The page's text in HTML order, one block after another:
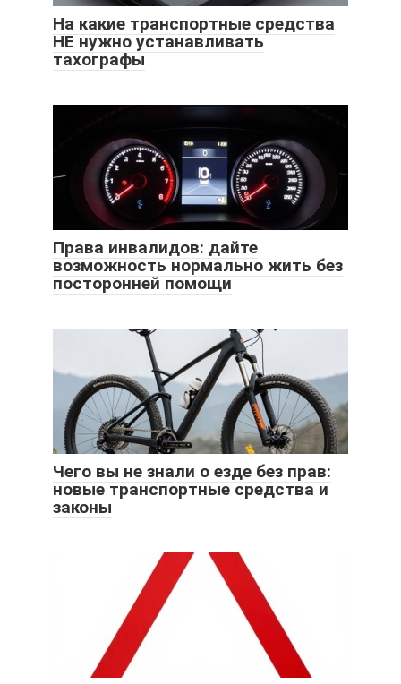
На какие транспортные средства
НЕ нужно устанавливать
тахографы
Права инвалидов: дайте
возможность нормально жить без
посторонней помощи
Чего вы не знали о езде без прав:
новые транспортные средства и
законы